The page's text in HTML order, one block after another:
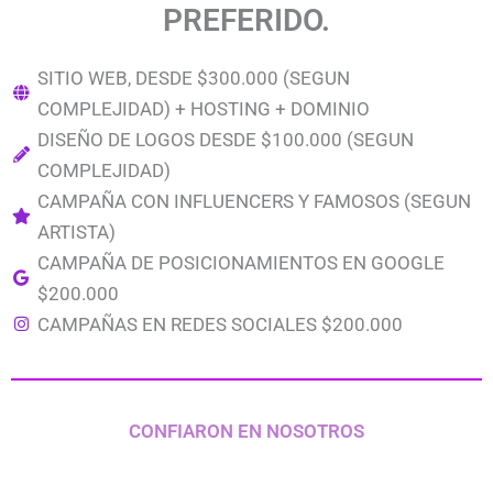
PREFERIDO.
SITIO WEB, DESDE $300.000 (SEGUN
COMPLEJIDAD) + HOSTING + DOMINIO
DISEÑO DE LOGOS DESDE $100.000 (SEGUN
COMPLEJIDAD)
CAMPAÑA CON INFLUENCERS Y FAMOSOS (SEGUN
ARTISTA)
CAMPAÑA DE POSICIONAMIENTOS EN GOOGLE
$200.000
CAMPAÑAS EN REDES SOCIALES $200.000
CONFIARON EN NOSOTROS